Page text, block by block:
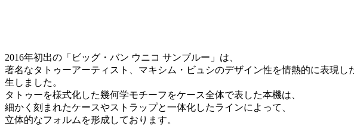
2016年初出の「ビッグ・バン ウニコ サンブルー」は、
著名なタトゥーアーティスト、マキシム・ビュシのデザイン性を情熱的に表現
生しました。
タトゥーを様式化した幾何学モチーフをケース全体で表した本機は、
細かく刻まれたケースやストラップと一体化したラインによって、
立体的なフォルムを形成しております。